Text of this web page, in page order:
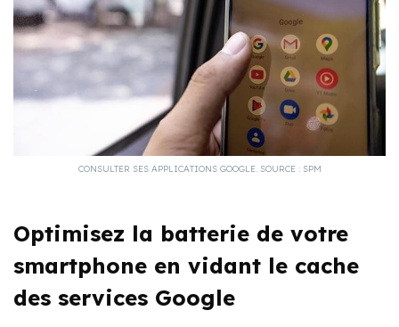
CONSULTER SES APPLICATIONS GOOGLE. SOURCE : SPM
Optimisez la batterie de votre
smartphone en vidant le cache
des services Google